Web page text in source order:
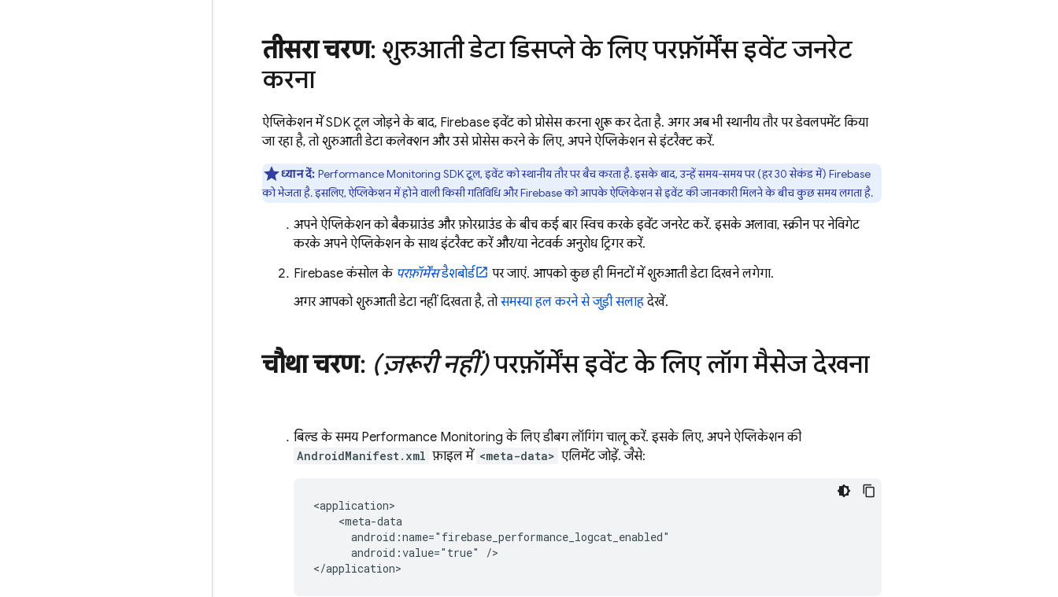
तीसरा चरण: शुरुआती डेटा डिसप्ले के लिए परफ़ॉर्मेंस इवेंट जनरेट
करना
ऐप्लिकेशन में SDK टूल जोड़ने के बाद, Firebase इवेंट को प्रोसेस करना शुरू कर देता है. अगर अब भी स्थानीय तौर पर डेवलपमेंट किया
जा रहा है, तो शुरुआती डेटा कलेक्शन और उसे प्रोसेस करने के लिए, अपने ऐप्लिकेशन से इंटरैक्ट करें.
ध्यान दें: Performance Monitoring SDK टूल, इवेंट को स्थानीय तौर पर बैच करता है. इसके बाद, उन्हें समय-समय पर (हर 30 सेकंड में) Firebase
को भेजता है. इसलिए, ऐप्लिकेशन में होने वाली किसी गतिविधि और Firebase को आपके ऐप्लिकेशन से इवेंट की जानकारी मिलने के बीच कुछ समय लगता है.
अपने ऐप्लिकेशन को बैकग्राउंड और फ़ोरग्राउंड के बीच कई बार स्विच करके इवेंट जनरेट करें. इसके अलावा, स्क्रीन पर नेविगेट
करके अपने ऐप्लिकेशन के साथ इंटरैक्ट करें और/या नेटवर्क अनुरोध ट्रिगर करें.
Firebaseकंसोल के परफ़ॉर्मेंसडैशबोर्ड
पर जाएं. आपको कुछ ही मिनटों में शुरुआती डेटा दिखने लगेगा.
अगर आपको शुरुआती डेटा नहीं दिखता है, तोसमस्या हल करने से जुड़ी सलाहदेखें.
चौथा चरण: (ज़रूरी नहीं)परफ़ॉर्मेंस इवेंट के लिए लॉग मैसेज देखना
बिल्ड के समय Performance Monitoring के लिए डीबग लॉगिंग चालू करें. इसके लिए, अपने ऐप्लिकेशन की
AndroidManifest.xml फ़ाइल में <meta-data> एलिमेंट जोड़ें. जैसे:
<application>
    <meta-data
      android:name="firebase_performance_logcat_enabled"
      android:value="true" />
</application>